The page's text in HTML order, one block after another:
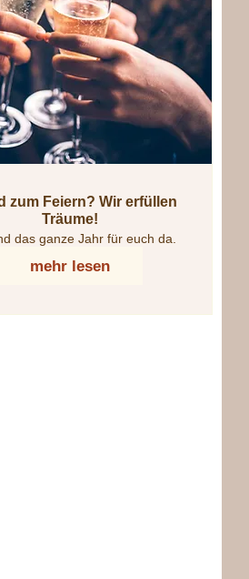
zum Feiern? Wir erfüllen
Träume!
das ganze Jahr für euch da.
mehr lesen